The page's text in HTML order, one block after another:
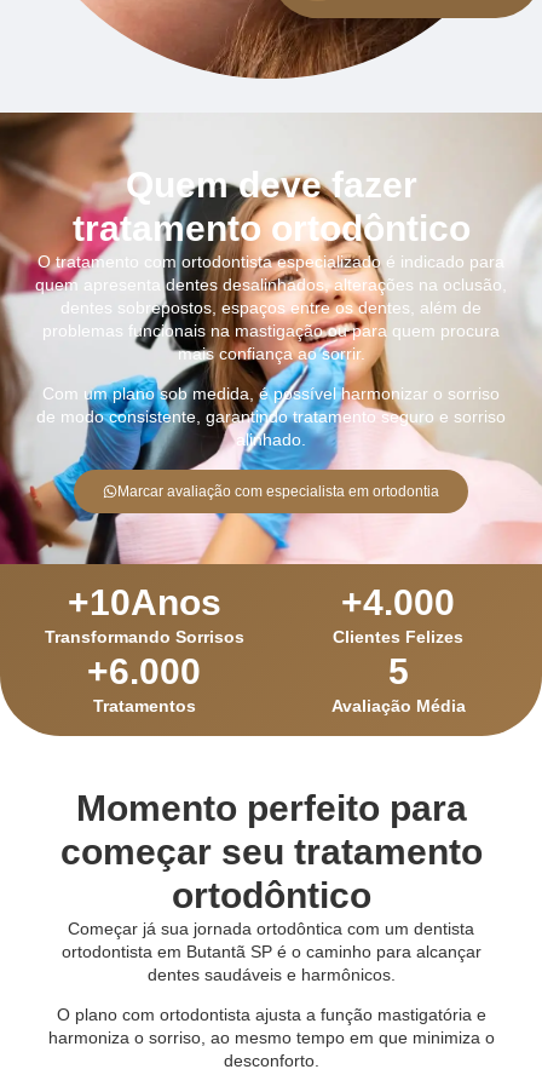
Quem deve fazer
tratamento ortodôntico
O tratamento com ortodontista especializado é indicado para
quem apresenta dentes desalinhados, alterações na oclusão,
dentes sobrepostos, espaços entre os dentes, além de
problemas funcionais na mastigação ou para quem procura
mais confiança ao sorrir.
Com um plano sob medida, é possível harmonizar o sorriso
de modo consistente, garantindo tratamento seguro e sorriso
alinhado.
Marcar avaliação com especialista em ortodontia
Transformando Sorrisos
+10Anos
Clientes Felizes
+4.000
Tratamentos
+6.000
Avaliação Média
5
Momento perfeito para
começar seu tratamento
ortodôntico
Começar já sua jornada ortodôntica com um dentista
ortodontista em Butantã SP é o caminho para alcançar
dentes saudáveis e harmônicos.
O plano com ortodontista ajusta a função mastigatória e
harmoniza o sorriso, ao mesmo tempo em que minimiza o
desconforto.